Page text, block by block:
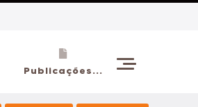
Publicações...